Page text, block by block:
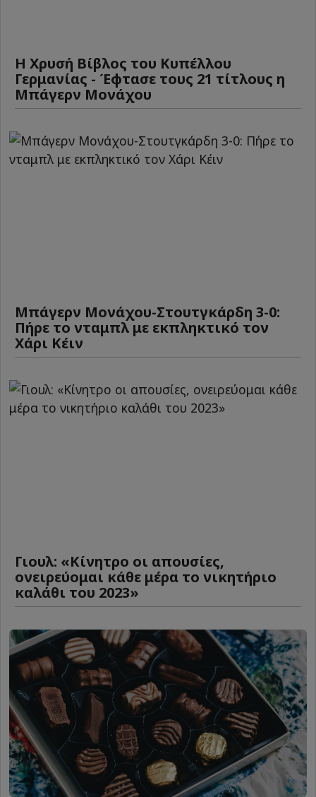
Η Χρυσή Βίβλος του Κυπέλλου
Γερμανίας - Έφτασε τους 21 τίτλους η
Μπάγερν Μονάχου
Μπάγερν Μονάχου-Στουτγκάρδη 3-0:
Πήρε το νταμπλ με εκπληκτικό τον
Χάρι Κέιν
Γιουλ: «Κίνητρο οι απουσίες,
ονειρεύομαι κάθε μέρα το νικητήριο
καλάθι του 2023»